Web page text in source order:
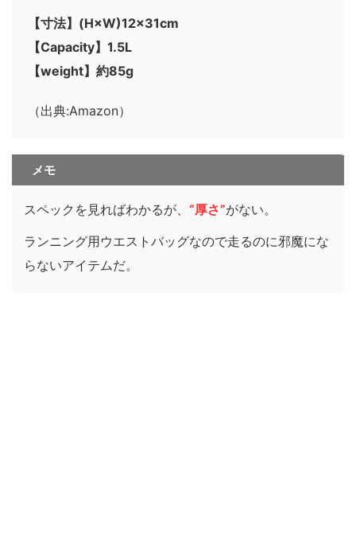
【寸法】(H×W)12×31cm
【Capacity】1.5L
【weight】約85g
（出典:Amazon）
メモ
スペックを見ればわかるが、 “厚さ”がない。
ランニング用ウエストバッグなので走るのに邪魔にな
らないアイテムだ。